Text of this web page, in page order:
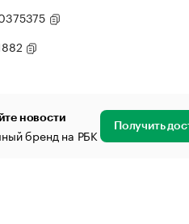
новости
бренд на РБК Получить